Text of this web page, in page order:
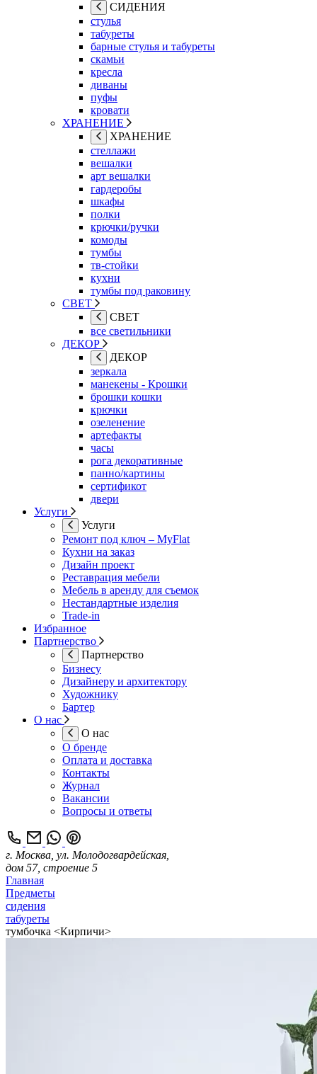
СИДЕНИЯ
стулья
табуреты
барные стулья и табуреты
скамьи
кресла
диваны
пуфы
кровати
ХРАНЕНИЕ
ХРАНЕНИЕ
стеллажи
вешалки
арт вешалки
гардеробы
шкафы
полки
крючки/ручки
комоды
тумбы
тв-стойки
кухни
тумбы под раковину
СВЕТ
СВЕТ
все светильники
ДЕКОР
ДЕКОР
зеркала
манекены - Крошки
брошки кошки
крючки
озеленение
артефакты
часы
рога декоративные
панно/картины
сертификот
двери
Услуги
Услуги
Ремонт под ключ – MyFlat
Кухни на заказ
Дизайн проект
Реставрация мебели
Мебель в аренду для съемок
Нестандартные изделия
Trade-in
Избранное
Партнерство
Партнерство
Бизнесу
Дизайнеру и архитектору
Художнику
Бартер
О нас
О нас
О бренде
Оплата и доставка
Контакты
Журнал
Вакансии
Вопросы и ответы
г. Москва, ул. Молодогвардейская,
дом 57, строение 5
Главная
Предметы
сидения
табуреты
тумбочка <Кирпичи>